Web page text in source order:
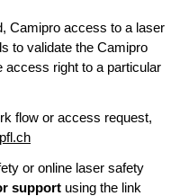
Camipro access to a laser
to validate the Camipro
access right to a particular
flow or access request,
or online laser safety
support using the link